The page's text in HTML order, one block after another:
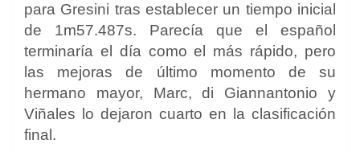
para Gresini tras establecer un tiempo inicial
de 1m57.487s. Parecía que el español
terminaría el día como el más rápido, pero
las mejoras de último momento de su
hermano mayor, Marc, di Giannantonio y
Viñales lo dejaron cuarto en la clasificación
final.